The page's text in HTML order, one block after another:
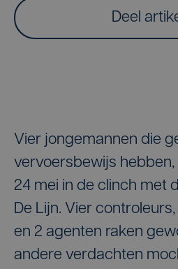
Deel
Vier jongemannen die
vervoersbewijs
24 mei in de clinch met
De Lijn. Vier
en 2 agenten raken
andere verdachten